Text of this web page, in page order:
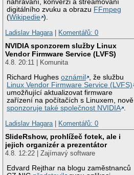
nahrávání, konverzi a streamovaní
digitálního zvuku a obrazu FFmpeg
(Wikipedie ).
Ladislav Hagara
Komentářů: 0
NVIDIA sponzorem služby Linux
Vendor Firmware Service (LVFS)
4.8. 20:11 | Komunita
Richard Hughesoznámil
, že službu
Linux Vendor Firmware Service (LVFS)
umožňující aktualizovat firmware
zařízení na počítačích s Linuxem, nově
sponzoruje také společnost NVIDIA .
Ladislav Hagara | Komentářů: 0
SlideRshow, prohlížeč fotek, ale i
jejich organizér a prezentátor
4.8. 12:22 | Zajímavý software
Edvard Rejthar na blogu zaměstnanců